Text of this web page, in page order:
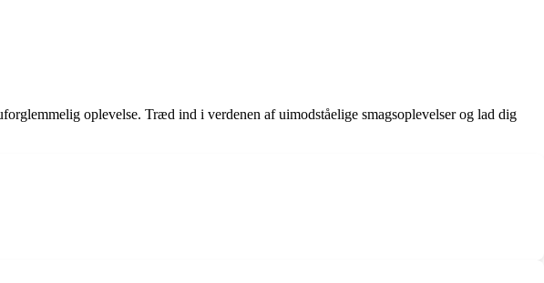
oplevelse. Træd ind i verdenen af uimodståelige smagsoplevelser og lad dig